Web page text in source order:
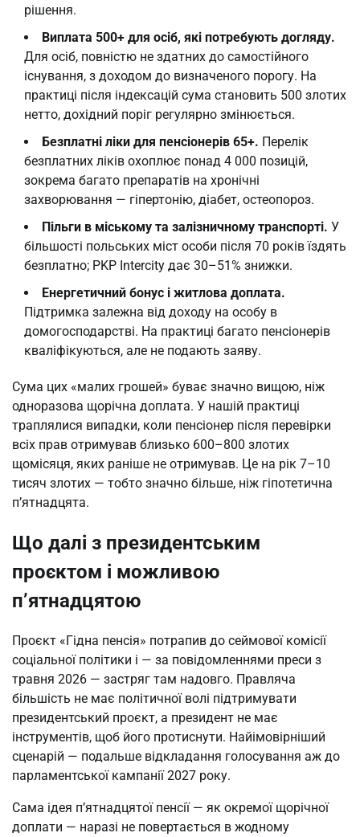
рішення.
Виплата 500+ для осіб, які потребують догляду.
Для осіб, повністю не здатних до самостійного
існування, з доходом до визначеного порогу. На
практиці після індексацій сума становить 500 злотих
нетто, дохідний поріг регулярно змінюється.
Безплатні ліки для пенсіонерів 65+. Перелік
безплатних ліків охоплює понад 4 000 позицій,
зокрема багато препаратів на хронічні
захворювання — гіпертонію, діабет, остеопороз.
Пільги в міському та залізничному транспорті. У
більшості польських міст особи після 70 років їздять
безплатно; PKP Intercity дає 30–51% знижки.
Енергетичний бонус і житлова доплата.
Підтримка залежна від доходу на особу в
домогосподарстві. На практиці багато пенсіонерів
кваліфікуються, але не подають заяву.
Сума цих «малих грошей» буває значно вищою, ніж
одноразова щорічна доплата. У нашій практиці
траплялися випадки, коли пенсіонер після перевірки
всіх прав отримував близько 600–800 злотих
щомісяця, яких раніше не отримував. Це на рік 7–10
тисяч злотих — тобто значно більше, ніж гіпотетична
п’ятнадцята.
Що далі з президентським
проєктом і можливою
п’ятнадцятою
Проєкт «Гідна пенсія» потрапив до сеймової комісії
соціальної політики і — за повідомленнями преси з
травня 2026 — застряг там надовго. Правляча
більшість не має політичної волі підтримувати
президентський проєкт, а президент не має
інструментів, щоб його протиснути. Найімовірніший
сценарій — подальше відкладання голосування аж до
парламентської кампанії 2027 року.
Сама ідея п’ятнадцятої пенсії — як окремої щорічної
доплати — наразі не повертається в жодному